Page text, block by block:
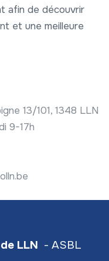
afin de découvrir
et une meilleure
13/101, 1348 LLN
9-17h
LLN - ASBL